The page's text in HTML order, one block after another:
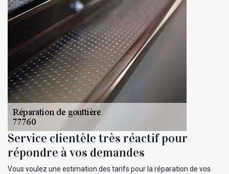
Service clientèle très réactif pour
répondre à vos demandes
Vous voulez une estimation des tarifs pour la réparation de vos